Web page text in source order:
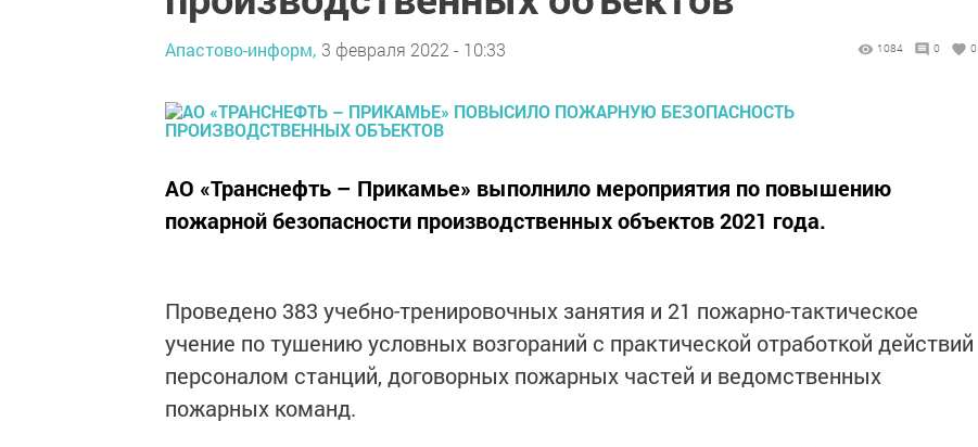
Апастово-информ, 3 февраля 2022 - 10:33 1084 0 0
АО «Транснефть – Прикамье» выполнило мероприятия по повышению
пожарной безопасности производственных объектов 2021 года.
Проведено 383 учебно-тренировочных занятия и 21 пожарно-тактическое
учение по тушению условных возгораний с практической отработкой действий
персоналом станций, договорных пожарных частей и ведомственных
пожарных команд.